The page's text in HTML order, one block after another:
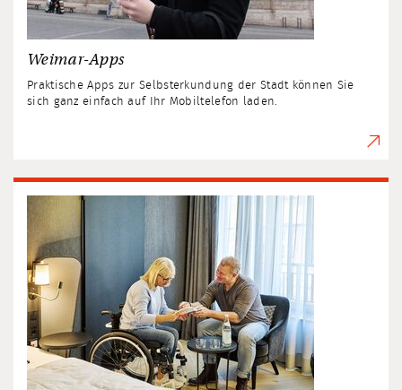
Weimar-Apps
Praktische Apps zur Selbsterkundung der Stadt können Sie
sich ganz einfach auf Ihr Mobiltelefon laden.